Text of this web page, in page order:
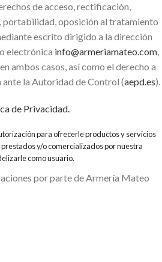
de acceso, rectificación,
oposición al tratamiento
escrito dirigido a la dirección
electrónica info@armeriamateo.com,
ambos casos, así como el derecho a
la Autoridad de Control (aepd.es).
de Privacidad.
para ofrecerle productos y servicios
y/o comercializados por nuestra
como usuario.
por parte de Armería Mateo